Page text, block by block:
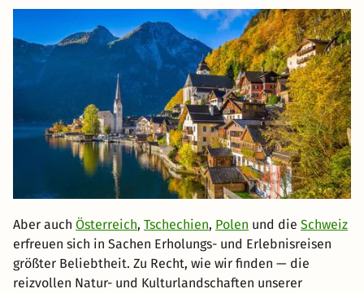
Aber auch Österreich, Tschechien, Polen und die Schweiz
erfreuen sich in Sachen Erholungs- und Erlebnisreisen
größter Beliebtheit. Zu Recht, wie wir finden — die
reizvollen Natur- und Kulturlandschaften unserer